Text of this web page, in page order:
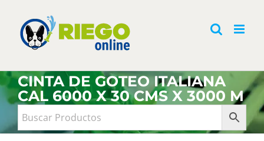
contenido
CINTA DE GOTEO ITALIANA
CAL 6000 X 30 CMS X 3000 M